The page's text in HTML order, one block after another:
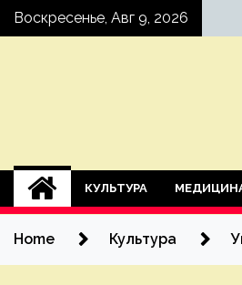
SkipВоскресенье, Авг 9, 2026
КУЛЬТУРА
Home Культура